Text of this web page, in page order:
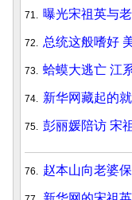
71. 曝光宋祖英与
72. 总统这般嗜好
73. 蛤蟆大逃亡 江
74. 新华网藏起的
75. 彭丽媛陪访 宋
76. 赵本山向老婆